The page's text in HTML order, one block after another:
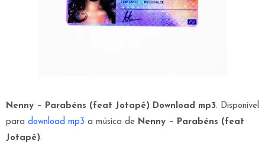
Nenny – Parabéns (feat Jotapê) Download mp3. Disponível
para download mp3 a música de Nenny – Parabéns (feat
Jotapê).